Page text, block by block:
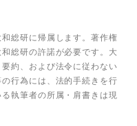
総研に帰属します。著作権
総研の許諾が必要です。大
約、および法令に従わない
行為には、法的手続きを行
執筆者の所属・肩書きは現